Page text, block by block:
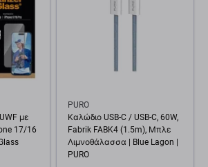
με
17/16
PURO
Καλώδιο USB-C / USB-C, 60W,
Fabrik FABK4 (1.5m), Μπλε
Λιμνοθάλασσα | Blue Lagon |
PURO